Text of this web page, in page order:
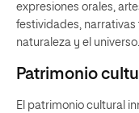
expresiones orales,
festividades,
naturaleza y el universo.
Patrimonio
El patrimonio cultural